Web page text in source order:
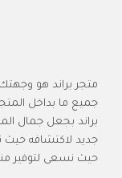
متجر براند هو
جميع ما بداخل
براند بجعل جمال
جديد لاكتشافه حيث
حيث نسعى لتوفير